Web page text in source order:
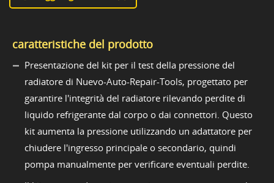
caratteristiche del prodotto
Presentazione del kit per il test della pressione del
radiatore di Nuevo-Auto-Repair-Tools, progettato per
garantire l'integrità del radiatore rilevando perdite di
liquido refrigerante dal corpo o dai connettori. Questo
kit aumenta la pressione utilizzando un adattatore per
chiudere l'ingresso principale o secondario, quindi
pompa manualmente per verificare eventuali perdite.